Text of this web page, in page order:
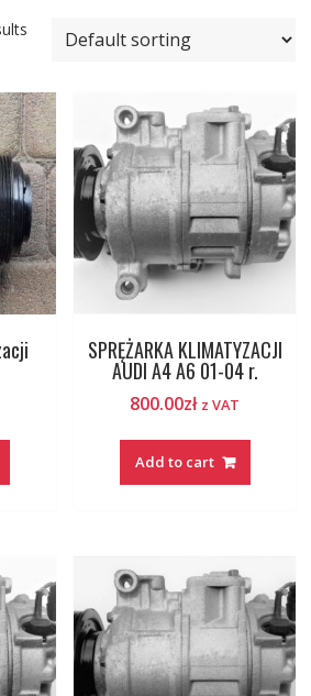
SPRĘŻARKA KLIMATYZACJI
AUDI A4 A6 01-04 r.
800.00zł z VAT
Add to cart